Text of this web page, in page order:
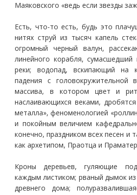
Маяковского «ведь если звезды
Есть, что-то есть, будь это
нитях струй из тысяч капель
огромный черный валун,
линейного корабля,
реки; водопад, вскипающий на
падения с головокружительной
массива, в котором цвет и
наслаивающихся веками,
металла», феноменологией
и покойным величием
конечно, праздником всех песен и
как архетипом, Праотца и
Кроны деревьев, гуляющие
каждым листиком; рваный дымок
древнего дома;